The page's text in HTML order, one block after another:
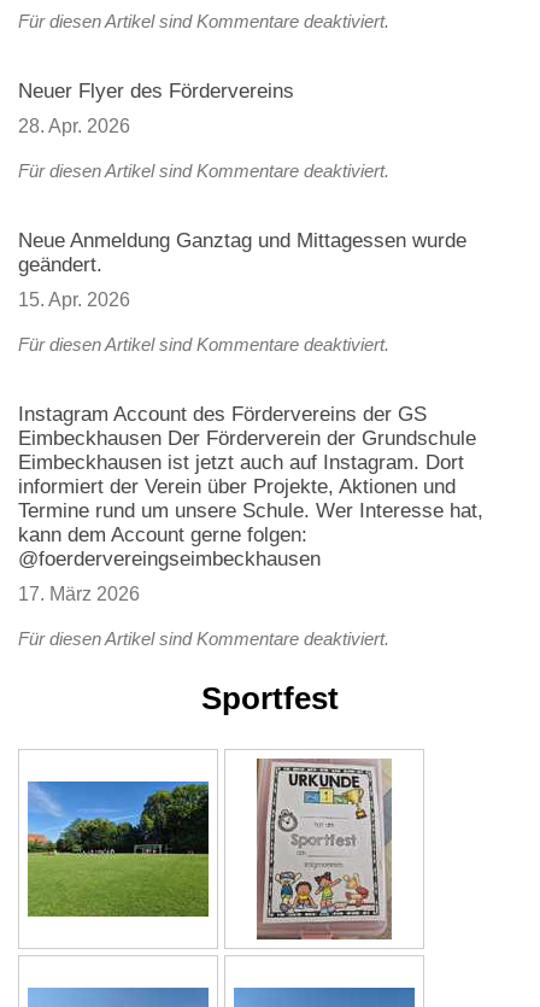
Für diesen Artikel sind Kommentare deaktiviert.
Neuer Flyer des Fördervereins
28. Apr. 2026
Für diesen Artikel sind Kommentare deaktiviert.
Neue Anmeldung Ganztag und Mittagessen wurde
geändert.
15. Apr. 2026
Für diesen Artikel sind Kommentare deaktiviert.
Instagram Account des Fördervereins der GS
Eimbeckhausen Der Förderverein der Grundschule
Eimbeckhausen ist jetzt auch auf Instagram. Dort
informiert der Verein über Projekte, Aktionen und
Termine rund um unsere Schule. Wer Interesse hat,
kann dem Account gerne folgen:
@foerdervereingseimbeckhausen
17. März 2026
Für diesen Artikel sind Kommentare deaktiviert.
Sportfest